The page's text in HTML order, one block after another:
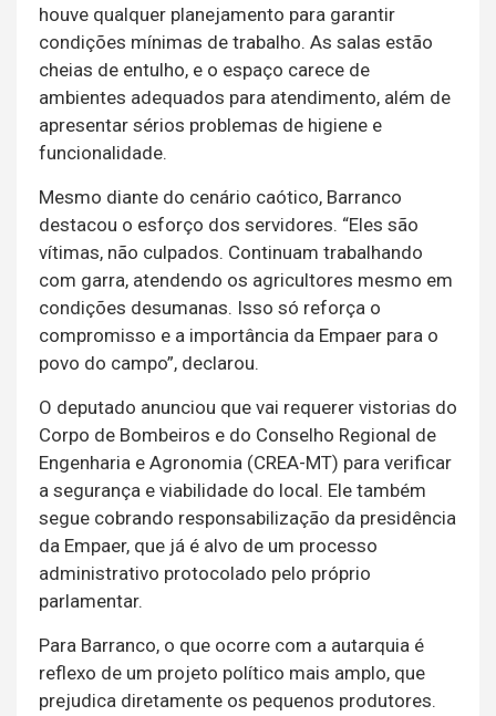
houve qualquer planejamento para garantir
condições mínimas de trabalho. As salas estão
cheias de entulho, e o espaço carece de
ambientes adequados para atendimento, além de
apresentar sérios problemas de higiene e
funcionalidade.
Mesmo diante do cenário caótico, Barranco
destacou o esforço dos servidores. “Eles são
vítimas, não culpados. Continuam trabalhando
com garra, atendendo os agricultores mesmo em
condições desumanas. Isso só reforça o
compromisso e a importância da Empaer para o
povo do campo”, declarou.
O deputado anunciou que vai requerer vistorias do
Corpo de Bombeiros e do Conselho Regional de
Engenharia e Agronomia (CREA-MT) para verificar
a segurança e viabilidade do local. Ele também
segue cobrando responsabilização da presidência
da Empaer, que já é alvo de um processo
administrativo protocolado pelo próprio
parlamentar.
Para Barranco, o que ocorre com a autarquia é
reflexo de um projeto político mais amplo, que
prejudica diretamente os pequenos produtores.